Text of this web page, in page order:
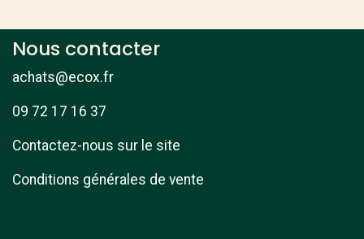
Nous contacter
achats@ecox.fr
09 72 17 16 37
Contactez-nous sur le site
Conditions générales de vente